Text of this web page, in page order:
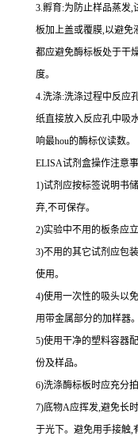
3.孵育:为防止样品蒸发,
板加上盖或覆膜,以避免
都应避免酶标板处于干
度。
4.洗涤:洗涤过程中反应
纸直接放入反应孔中吸
响最hou的酶标仪读数。
ELISA试剂盒操作注意
1)试剂应按标签说明书
弃,不可保存。
2)实验中不用的板条应
3)不用的其它试剂应包
使用。
4)使用一次性的吸头以
用带金属部分的加样器。
5)使用干净的塑料容器
份及样品。
6)洗涤酶标板时应充分
7)底物A应挥发,避免长
于光下。避免用手接触,